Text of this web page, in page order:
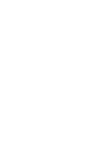
simuladores de alta